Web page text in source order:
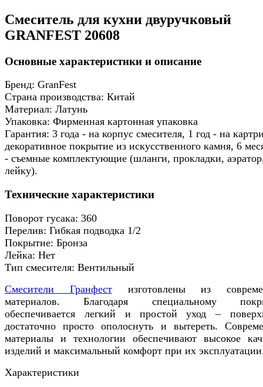
Смеситель для кухни двуручковый
GRANFEST 20608
Основные характеристики и описание
Бренд: GranFest
Страна производства: Китай
Материал: Латунь
Упаковка: Фирменная картонная упаковка
Гарантия: 3 года - на корпус смесителя, 1 год - на
декоративное покрытие из искусственного камня, 6
- съемные комплектующие (шланги, прокладки,
лейку).
Технические характеристики
Поворот гусака: 360
Перелив: Гибкая подводка 1/2
Покрытие: Бронза
Лейка: Нет
Тип смесителя: Вентильный
Смесители Гранфестизготовлены из
материалов. Благодаря специальному
обеспечивается легкий и простой уход –
достаточно просто ополоснуть и вытереть.
материалы и технологии обеспечивают высокое
изделий и максимальный комфорт при их
Характеристики